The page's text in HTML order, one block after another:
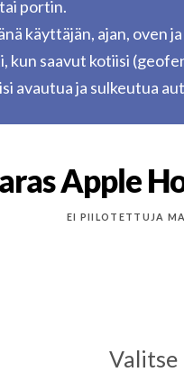
portin.
käyttäjän, ajan, oven
kun saavut kotiisi
avautua ja sulkeutua
Apple
EI PIILOTETTUJA
Valitse